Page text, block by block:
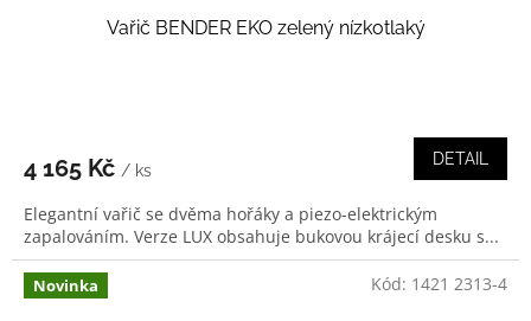
Vařič BENDER EKO zelený nízkotlaký
4 165 Kč / ks
DETAIL
Elegantní vařič se dvěma hořáky a piezo-elektrickým
zapalováním. Verze LUX obsahuje bukovou krájecí desku s...
Novinka Kód: 1421 2313-4